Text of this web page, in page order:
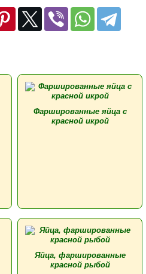
Фаршированные яйца с
красной икрой
Яйца, фаршированные
красной рыбой